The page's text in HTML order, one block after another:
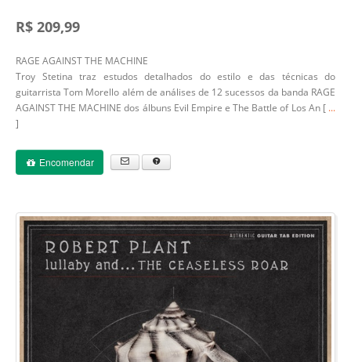
R$ 209,99
RAGE AGAINST THE MACHINE
Troy Stetina traz estudos detalhados do estilo e das técnicas do
guitarrista Tom Morello além de análises de 12 sucessos da banda RAGE
AGAINST THE MACHINE dos álbuns Evil Empire e The Battle of Los An [ ...
]
Encomendar